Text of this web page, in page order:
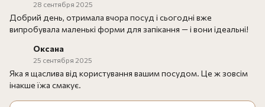
28 сентября 2025
Добрий день, отримала вчора посуд і сьогодні вже
випробувала маленькі форми для запікання — і вони ідеальні!
Оксана
25 сентября 2025
Яка я щаслива від користування вашим посудом. Це ж зовсім
інакше їжа смакує.